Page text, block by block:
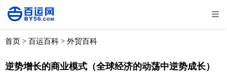
全部 物流资讯
首页 > 百运百科 > 外贸百科
逆势增长的商业模式（全球经济的动荡中逆势成长）